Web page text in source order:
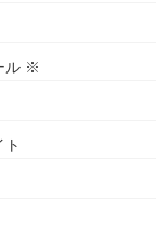
ル ※
ト